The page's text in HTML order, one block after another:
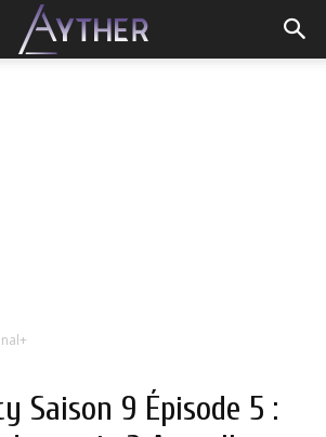
Saison 9 Épisode 5 :